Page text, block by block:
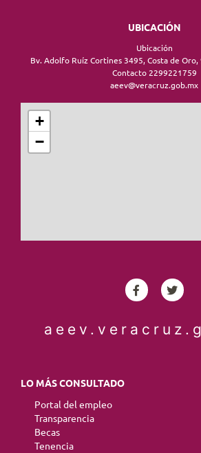
UBICACIÓN
Ubicación
Bv. Adolfo Ruíz Cortines 3495, Costa de Oro,
Contacto 2299221759
aeev@veracruz.gob.mx
+
−
LO MÁS CONSULTADO
Portal del empleo
Transparencia
Becas
Tenencia